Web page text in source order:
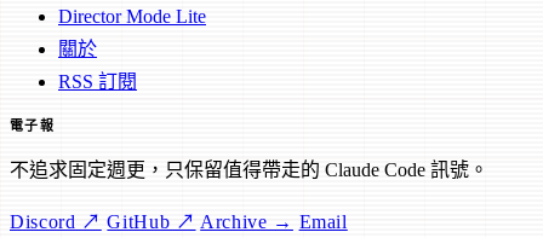
Director Mode Lite
關於
RSS 訂閱
電子報
不追求固定週更，只保留值得帶走的 Claude Code 訊號。
Discord ↗ GitHub ↗ Archive → Email